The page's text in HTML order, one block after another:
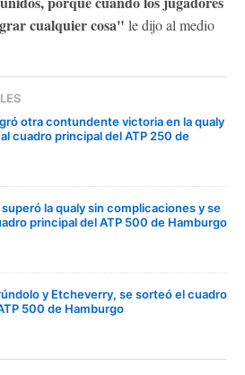
cualquier cosa" le dijo al medio
otra contundente victoria en la qualy
cuadro principal del ATP 250 de
la qualy sin complicaciones y se
principal del ATP 500 de Hamburgo
y Etcheverry, se sorteó el cuadro
500 de Hamburgo